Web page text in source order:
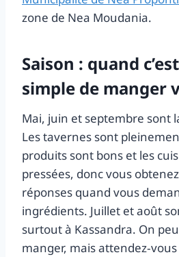
zone de Nea Moudania.
Saison : quand
simple de manger
Mai, juin et septembre sont
Les tavernes sont
produits sont bons et les
pressées, donc vous
réponses quand vous
ingrédients. Juillet et août
surtout à Kassandra. On
manger, mais